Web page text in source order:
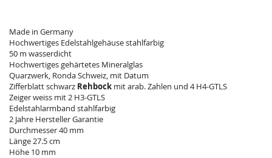
Made in Germany
Hochwertiges Edelstahlgehäuse stahlfarbig
50 m wasserdicht
Hochwertiges gehärtetes Mineralglas
Quarzwerk, Ronda Schweiz, mit Datum
Zifferblatt schwarz Rehbock mit arab. Zahlen und 4 H4-GTLS
Zeiger weiss mit 2 H3-GTLS
Edelstahlarmband stahlfarbig
2 Jahre Hersteller Garantie
Durchmesser 40 mm
Länge 27.5 cm
Höhe 10 mm